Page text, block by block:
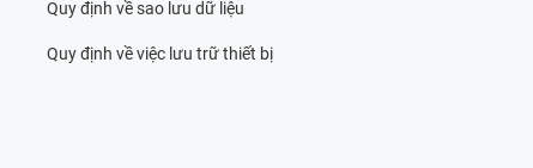
Quy định về sao lưu dữ liệu
Quy định về việc lưu trữ thiết bị